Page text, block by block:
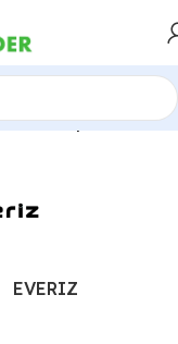
rápida”
EVERIZ